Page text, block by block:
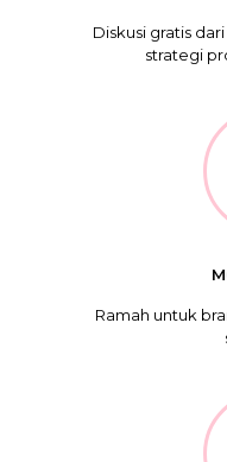
Diskusi gratis
strategi
Ramah untuk